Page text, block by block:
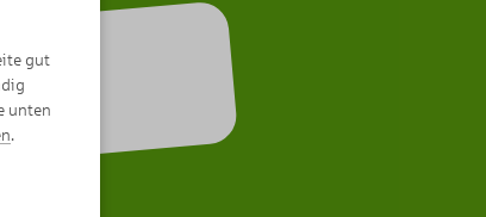
gut
unten
.